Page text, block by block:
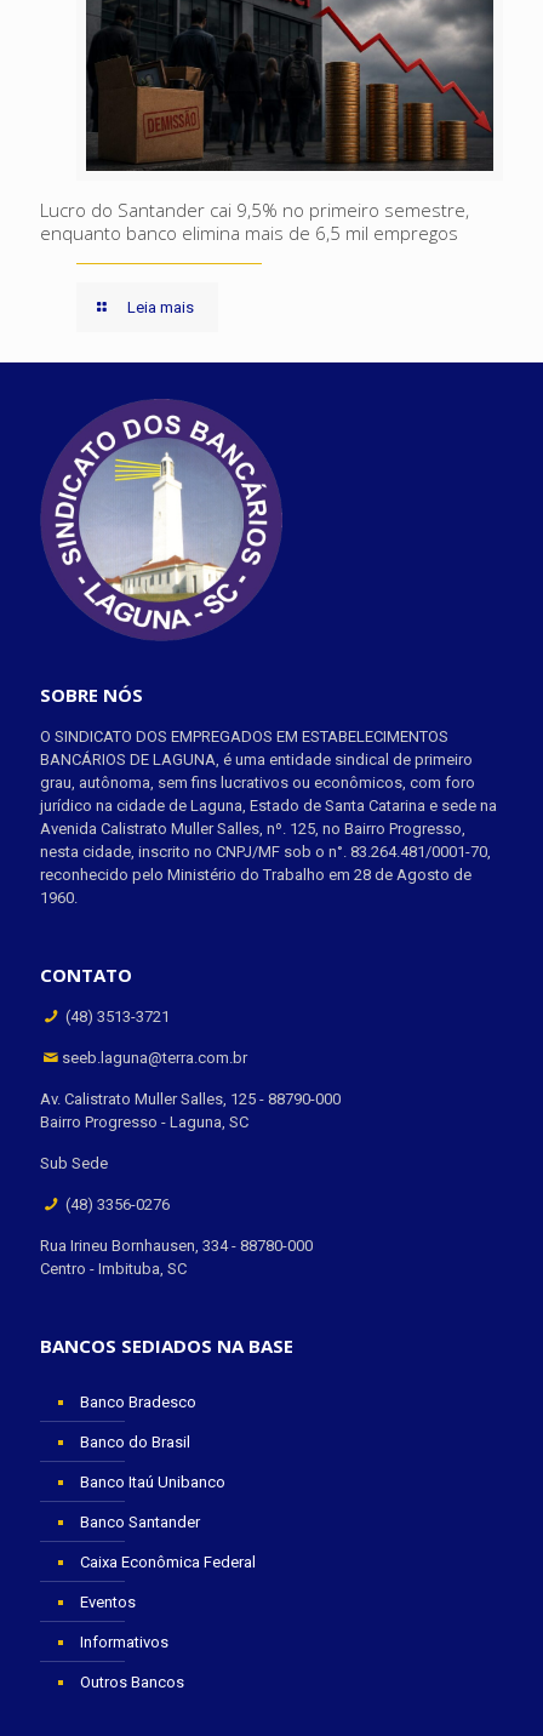
Lucro do Santander cai 9,5% no primeiro semestre,
enquanto banco elimina mais de 6,5 mil empregos
Leia mais
SOBRE NÓS
O SINDICATO DOS EMPREGADOS EM ESTABELECIMENTOS
BANCÁRIOS DE LAGUNA, é uma entidade sindical de primeiro
grau, autônoma, sem fins lucrativos ou econômicos, com foro
jurídico na cidade de Laguna, Estado de Santa Catarina e sede na
Avenida Calistrato Muller Salles, nº. 125, no Bairro Progresso,
nesta cidade, inscrito no CNPJ/MF sob o n°. 83.264.481/0001-70,
reconhecido pelo Ministério do Trabalho em 28 de Agosto de
1960.
CONTATO
(48) 3513-3721
seeb.laguna@terra.com.br
Av. Calistrato Muller Salles, 125 - 88790-000
Bairro Progresso - Laguna, SC
Sub Sede
(48) 3356-0276
Rua Irineu Bornhausen, 334 - 88780-000
Centro - Imbituba, SC
BANCOS SEDIADOS NA BASE
Banco Bradesco
Banco do Brasil
Banco Itaú Unibanco
Banco Santander
Caixa Econômica Federal
Eventos
Informativos
Outros Bancos